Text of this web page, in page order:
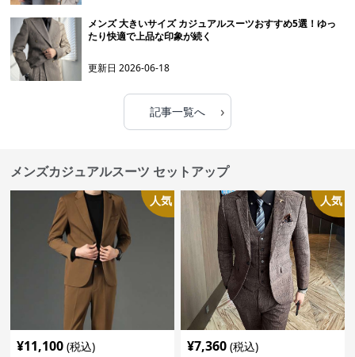
メンズ 大きいサイズ カジュアルスーツおすすめ5選！ゆっ
たり快適で上品な印象が続く
更新日2026-06-18
記事一覧へ ›
メンズカジュアルスーツ セットアップ
人気
¥11,100 (税込)
人気
¥7,360 (税込)